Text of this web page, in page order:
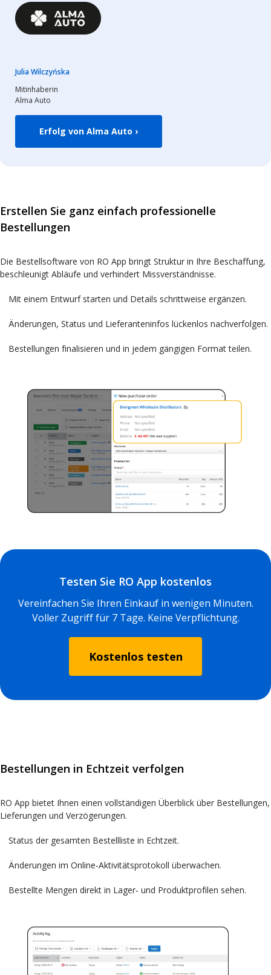
Julia Wilczyńska
Mitinhaberin
Alma Auto
Erfolg von Alma Auto ›
Erstellen Sie ganz einfach professionelle
Bestellungen
Die Bestellsoftware von RO App bringt Struktur in Ihre Beschaffung,
beschleunigt Abläufe und verhindert Missverständnisse.
Mit einem Entwurf starten und Details schrittweise ergänzen.
Änderungen, Status und Lieferanteninfos lückenlos nachverfolgen.
Bestellungen finalisieren und in jedem gängigen Format teilen.
Testen Sie RO App kostenlos
Vereinfachen Sie Ihren Einkauf in wenigen Minuten.
Voller Zugriff für 7 Tage. Keine Verpflichtung.
Kostenlos testen
Bestellungen in Echtzeit verfolgen
RO App bietet Ihnen einen vollständigen Überblick über Bestellungen,
Lieferungen und Verzögerungen.
Status der gesamten Bestellliste in Echtzeit.
Änderungen im Online‑Aktivitätsprotokoll überwachen.
Bestellte Mengen direkt in Lager‑ und Produktprofilen sehen.